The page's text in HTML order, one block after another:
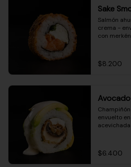
Sake
Salmón
crema -
con merkén
$8.200
envuelto
acevichada
$6.400